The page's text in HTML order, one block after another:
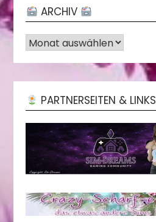
ARCHIV
Archiv
PARTNERSEITEN & LINKS